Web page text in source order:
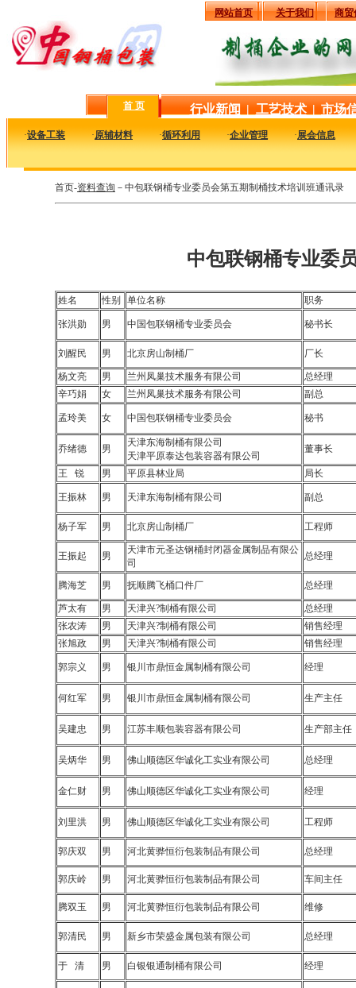
网站首页 关于我们 商贸
首 页 行业新闻 | 工艺技术 | 市场
·设备工装 ·原辅材料 ·循环利用 ·企业管理 ·展会信息
首页-资料查询 －中包联钢桶专业委员会第五期制桶技术培训班通讯录
中包联钢桶专业委
姓名 性别 单位名称 职务
张洪勋 男 中国包联钢桶专业委员会 秘书长
刘醒民 男 北京房山制桶厂 厂长
杨文亮 男 兰州凤巢技术服务有限公司
总经理
辛巧娟
女 兰州凤巢技术服务有限公司 副总
孟玲美 女 中国包联钢桶专业委员会 秘书
乔绪德 男
天津东海制桶有限公司
天津平原泰达包装容器有限公司
董事长
王 锐 男 平原县林业局 局长
王振林 男 天津东海制桶有限公司 副总
杨子军 男 北京房山制桶厂 工程师
王振起 男
天津市元圣达钢桶封闭器金属制品有限公
司
总经理
腾海芝 男 抚顺腾飞桶口件厂 总经理
芦太有 男 天津兴?制桶有限公司
总经理
张农涛
男 天津兴?制桶有限公司
销售经理
张旭政
男 天津兴?制桶有限公司 销售经理
郭宗义 男 银川市鼎恒金属制桶有限公司 经理
何红军 男 银川市鼎恒金属制桶有限公司 生产主任
吴建忠 男 江苏丰顺包装容器有限公司 生产部主任
吴炳华 男 佛山顺德区华诚化工实业有限公司 总经理
金仁财 男 佛山顺德区华诚化工实业有限公司 经理
刘里洪 男 佛山顺德区华诚化工实业有限公司 工程师
郭庆双 男 河北黄骅恒衍包装制品有限公司 总经理
郭庆岭 男 河北黄骅恒衍包装制品有限公司 车间主任
腾双玉 男 河北黄骅恒衍包装制品有限公司 维修
郭清民 男 新乡市荣盛金属包装有限公司 总经理
于 清 男 白银银通制桶有限公司 经理